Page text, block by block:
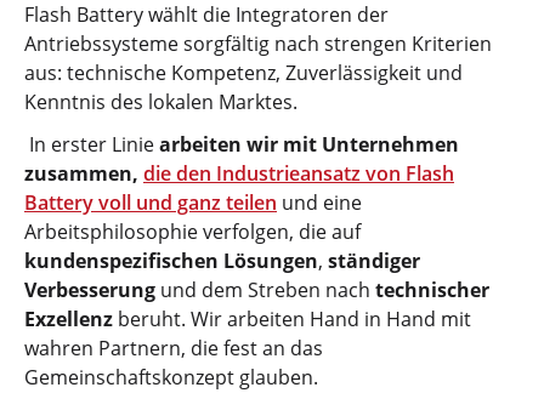
Flash Battery wählt die Integratoren der
Antriebssysteme sorgfältig nach strengen Kriterien
aus: technische Kompetenz, Zuverlässigkeit und
Kenntnis des lokalen Marktes.
In erster Liniearbeiten wir mit Unternehmen
zusammen, die den Industrieansatz von Flash
Battery voll und ganz teilen und eine
Arbeitsphilosophie verfolgen, die auf
kundenspezifischen Lösungen, ständiger
Verbesserung und dem Streben nach technischer
Exzellenz beruht. Wir arbeiten Hand in Hand mit
wahren Partnern, die fest an das
Gemeinschaftskonzept glauben.